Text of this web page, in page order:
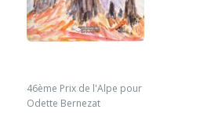
46ème Prix de l'Alpe pour
Odette Bernezat